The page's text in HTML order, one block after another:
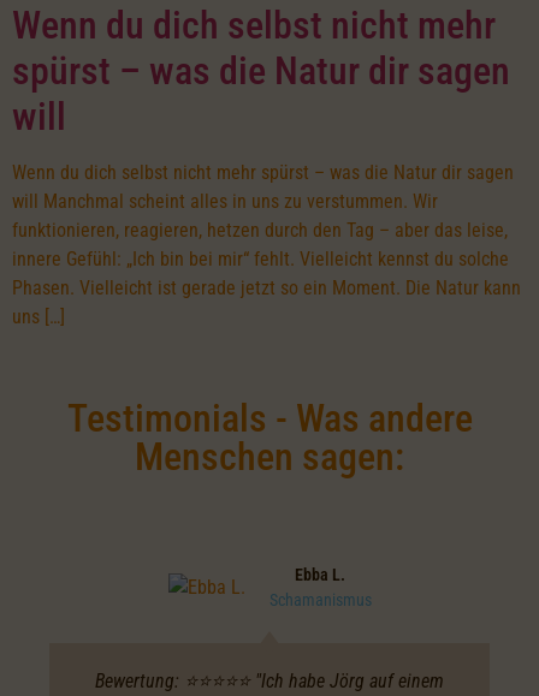
Wenn du dich selbst nicht mehr
spürst – was die Natur dir sagen
will
Wenn du dich selbst nicht mehr spürst – was die Natur dir sagen
will Manchmal scheint alles in uns zu verstummen. Wir
funktionieren, reagieren, hetzen durch den Tag – aber das leise,
innere Gefühl: „Ich bin bei mir“ fehlt. Vielleicht kennst du solche
Phasen. Vielleicht ist gerade jetzt so ein Moment. Die Natur kann
uns […]
Testimonials - Was andere
Menschen sagen:
Bewertung: ⭐️⭐️⭐️⭐️⭐️ "Ich habe Jörg auf einem
Ebba L.
Schamanismus